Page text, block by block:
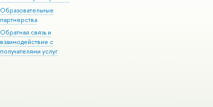
Образовательные
партнерства
Обратная связь и
взаимодействие с
получателями услуг